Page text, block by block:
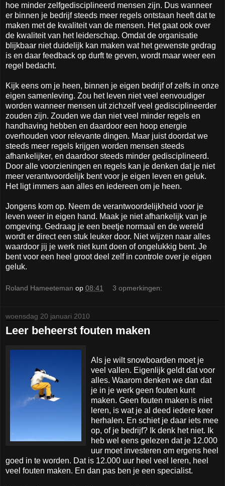
hoe minder zelfgedisciplineerd mensen zijn. Dus wanneer
er binnen je bedrijf steeds meer regels ontstaan heeft dat te
maken met de kwaliteit van de mensen. Het gaat ook over
de kwaliteit van het leiderschap. Omdat de organisatie
blijkbaar niet duidelijk kan maken wat het gewenste gedrag
is en daar feedback op durft te geven, wordt maar weer een
regel bedacht.
Kijk eens om je heen, binnen je eigen bedrijf of zelfs in onze
eigen samenleving. Zou het leven niet veel eenvoudiger
worden wanneer mensen uit zichzelf veel gedisciplineerder
zouden zijn. Zouden we dan niet veel minder regels en
handhaving hebben en daardoor een hoop energie
overhouden voor relevante dingen. Maar juist doordat we
steeds meer regels krijgen worden mensen steeds
afhankelijker, en daardoor steeds minder gedisciplineerd.
Door alle voorzieningen en regels kan je denken dat je niet
meer verantwoordelijk bent voor je eigen leven en geluk.
Het ligt immers aan alles en iedereen om je heen.
Jongens kom op. Neem de verantwoordelijkheid voor je
leven weer in eigen hand. Maak je niet afhankelijk van je
omgeving. Gedraag je een beetje normaal en de wereld
wordt er direct een stuk leuker door. Niet wijzen naar alles
waardoor jij je werk niet kunt doen of ongelukkig bent. Je
bent voor een heel groot deel zelf in controle over je eigen
geluk.
Roland Hameeteman op 08:41 3 opmerkingen:
woensdag 20 januari 2010
Leer beheerst fouten maken
Als je wilt snowboarden moet je
veel vallen. Eigenlijk geldt dat voor
alles. Waarom denken we dan dat
je in je werk geen fouten kunt
maken. Geen fouten maken is niet
leren, is wat je al deed iedere keer
herhalen. En schiet je daar iets mee
op, of je bedrijf? Ik denk het niet. Ik
heb wel eens gelezen dat je 12.000
uur moet investeren om ergens heel
goed in te worden. Dat is 12.000 uur heel veel leren, heel
veel fouten maken. En dan pas ben je een specialist.